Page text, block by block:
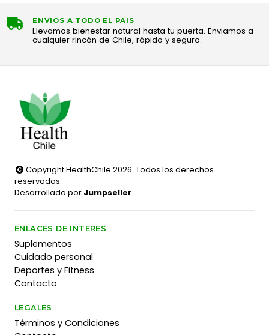
ENVIOS A TODO EL PAIS
Llevamos bienestar natural hasta tu puerta. Enviamos a
cualquier rincón de Chile, rápido y seguro.
Copyright HealthChile 2026. Todos los derechos
reservados.
Desarrollado por Jumpseller.
ENLACES DE INTERES
Suplementos
Cuidado personal
Deportes y Fitness
Contacto
LEGALES
Términos y Condiciones